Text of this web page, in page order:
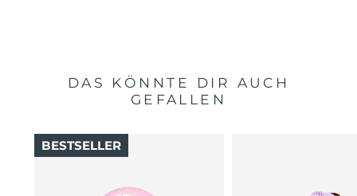
DAS KÖNNTE DIR AUCH
GEFALLEN
BESTSELLER